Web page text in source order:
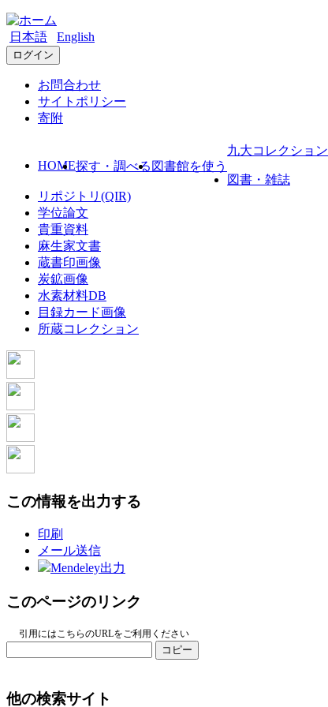
日本語 English
ログイン
お問合わせ
サイトポリシー
寄附
HOME探す・調べる 図書館を使う
九大コレクション
図書・雑誌
リポジトリ(QIR)
学位論文
貴重資料
麻生家文書
蔵書印画像
炭鉱画像
水素材料DB
目録カード画像
所蔵コレクション
この情報を出力する
印刷
メール送信
Mendeley出力
このページのリンク
引用にはこちらのURLをご利用ください
コピー
他の検索サイト